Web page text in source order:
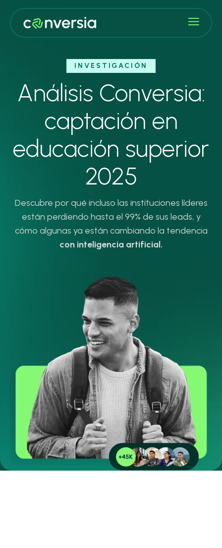
INVESTIGACIÓN
Análisis Conversia:
captación en
educación superior
2025
Descubre por qué incluso las instituciones líderes
están perdiendo hasta el 99% de sus leads, y
cómo algunas ya están cambiando la tendencia
con inteligencia artificial.